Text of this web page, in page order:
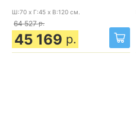
Ш:70 x Г:45 x В:120 см.
64 527 р.
45 169 р.